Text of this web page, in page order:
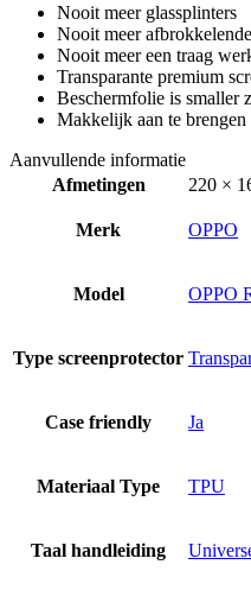
Nooit meer glassplinters
Nooit meer
Nooit meer een traag
Transparante premium
Beschermfolie is smaller
Makkelijk aan te brengen
Aanvullende informatie
Afmetingen
220 ×
Merk OPPO
Model OPPO
Type screenprotector
Case friendly Ja
Materiaal Type TPU
Taal handleiding